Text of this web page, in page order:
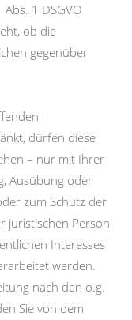
1 DSGVO
ob die
gegenüber
dürfen diese
– nur mit Ihrer
Ausübung oder
zum Schutz der
juristischen Person
Interesses
werden.
nach den o.g.
Sie von dem